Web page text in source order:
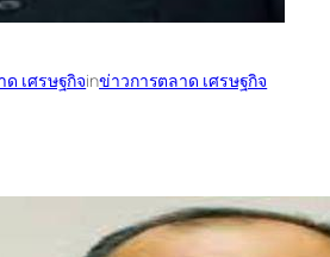
เศรษฐกิจinข่าวการตลาด เศรษฐกิจ